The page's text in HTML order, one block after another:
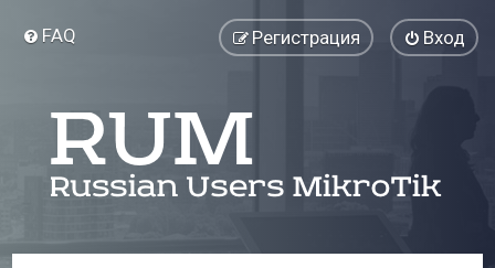
FAQ Вход
Регистрация